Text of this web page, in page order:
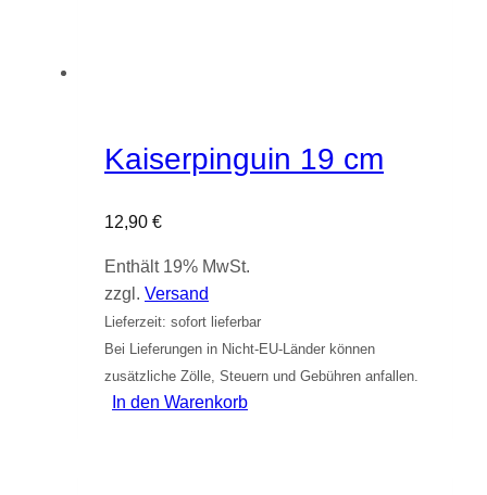
Kaiserpinguin 19 cm
12,90 €
Enthält 19% MwSt.
zzgl. Versand
Lieferzeit: sofort lieferbar
Bei Lieferungen in Nicht-EU-Länder können
zusätzliche Zölle, Steuern und Gebühren anfallen.
In den Warenkorb